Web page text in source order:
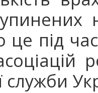
під
служби